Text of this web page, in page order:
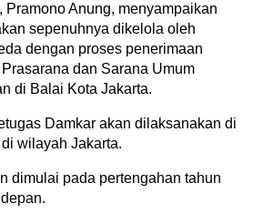
Pramono Anung, menyampaikan
sepenuhnya dikelola oleh
dengan proses penerimaan
dan Sarana Umum
di Balai Kota Jakarta.
Damkar akan dilaksanakan di
wilayah Jakarta.
dimulai pada pertengahan tahun